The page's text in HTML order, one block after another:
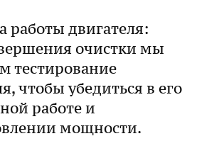
работы двигателя:
очистки мы
тестирование
чтобы убедиться в его
работе и
мощности.